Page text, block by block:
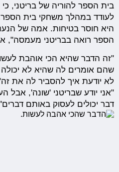
בית הספר להוריה של בריטני,
לעודד במהלך משחקי בית
היא חוסר בטיחות. אמה של
הספר רואה בבריטני מעמסה",
"זה הדבר שהיא הכי אוהבת
שהם אומרים לה שהיא לא יכולה
לא יודעת איך להסביר לה את
"אני יודע שבריטני 'שונה', אבל
דבר יכולים לעסוק באותם